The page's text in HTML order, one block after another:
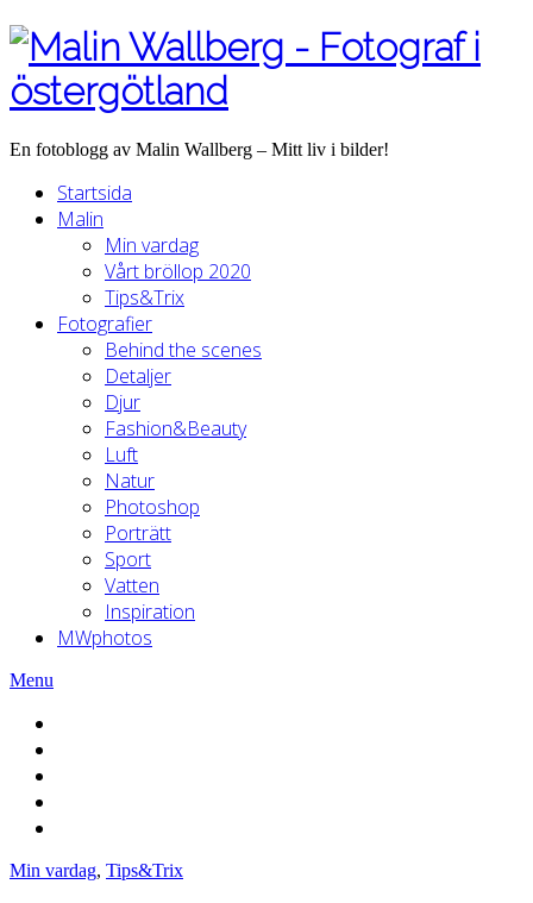
En fotoblogg av Malin Wallberg – Mitt liv i bilder!
Startsida
Malin
Min vardag
Vårt bröllop 2020
Tips&Trix
Fotografier
Behind the scenes
Detaljer
Djur
Fashion&Beauty
Luft
Natur
Photoshop
Porträtt
Sport
Vatten
Inspiration
MWphotos
Menu
Min vardag, Tips&Trix